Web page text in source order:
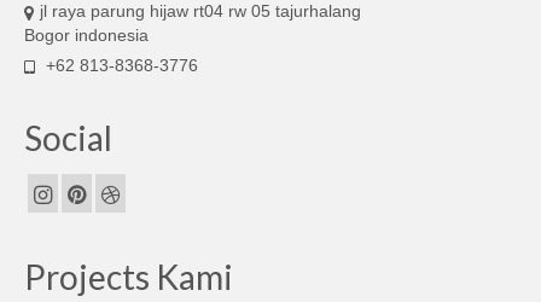
jl raya parung hijaw rt04 rw 05 tajurhalang
Bogor indonesia
+62 813-8368-3776
Social
Projects Kami